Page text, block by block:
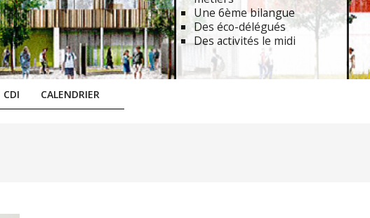
Une 6ème bilangue
Des éco-délégués
Des activités le midi
CDI CALENDRIER